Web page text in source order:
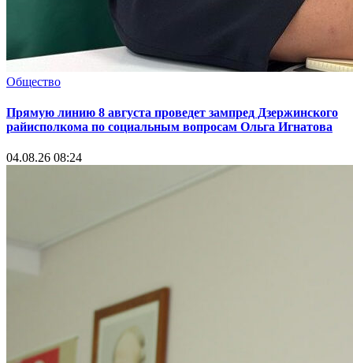
Общество
Прямую линию 8 августа проведет зампред Дзержинского
райисполкома по социальным вопросам Ольга Игнатова
04.08.26 08:24